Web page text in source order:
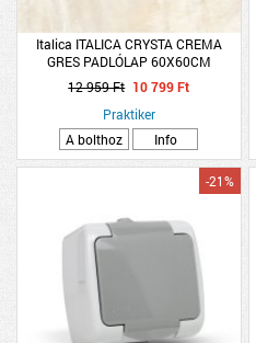
Italica ITALICA CRYSTA CREMA
GRES PADLÓLAP 60X60CM
1,44M2/CSOMAG MÁRVÁNYOS
BÉZS PEI4 R9
12 959 Ft 10 799 Ft
Praktiker
A bolthoz
Info
-21%